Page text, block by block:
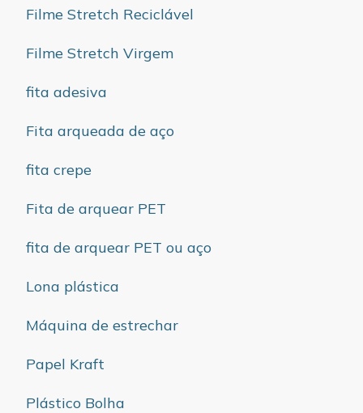
Filme Stretch Reciclável
Filme Stretch Virgem
fita adesiva
Fita arqueada de aço
fita crepe
Fita de arquear PET
fita de arquear PET ou aço
Lona plástica
Máquina de estrechar
Papel Kraft
Plástico Bolha